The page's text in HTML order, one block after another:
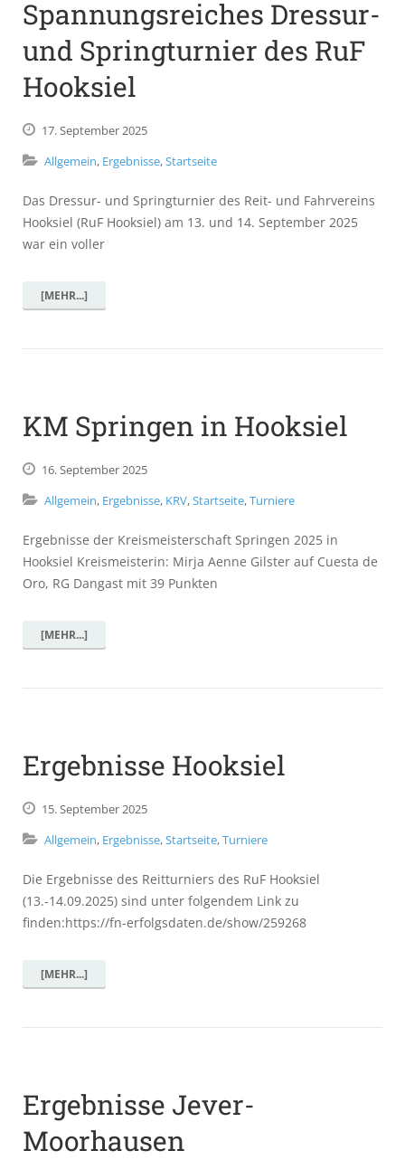
Spannungsreiches Dressur-
und Springturnier des RuF
Hooksiel
17.September2025
Allgemein, Ergebnisse,Startseite
Das Dressur- und Springturnier des Reit- und Fahrvereins
Hooksiel (RuF Hooksiel) am 13. und 14. September 2025
war ein voller
[MEHR...]
KM Springen in Hooksiel
16.September2025
Allgemein, Ergebnisse, KRV,Startseite,Turniere
Ergebnisse der Kreismeisterschaft Springen 2025 in
Hooksiel Kreismeisterin: Mirja Aenne Gilster auf Cuesta de
Oro, RG Dangast mit 39 Punkten
[MEHR...]
Ergebnisse Hooksiel
15.September2025
Allgemein, Ergebnisse,Startseite,Turniere
Die Ergebnisse des Reitturniers des RuF Hooksiel
(13.-14.09.2025) sind unter folgendem Link zu
finden:https://fn-erfolgsdaten.de/show/259268
[MEHR...]
Ergebnisse Jever-
Moorhausen